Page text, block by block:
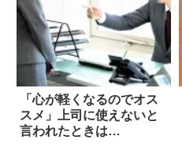
「心が軽くなるのでオス
スメ」上司に使えないと
言われたときは…